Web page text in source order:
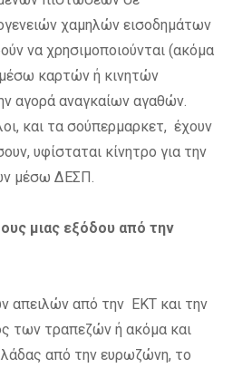
χαμηλών εισοδημάτων
να χρησιμοποιούνται (ακόμα
καρτών ή κινητών
αγορά αναγκαίων αγαθών.
και τα σούπερμαρκετ, έχουν
υφίσταται κίνητρο για την
μέσω ΔΕΣΠ.
μιας εξόδου από την
απειλών από την ΕΚΤ και την
των τραπεζών ή ακόμα και
από την ευρωζώνη, το